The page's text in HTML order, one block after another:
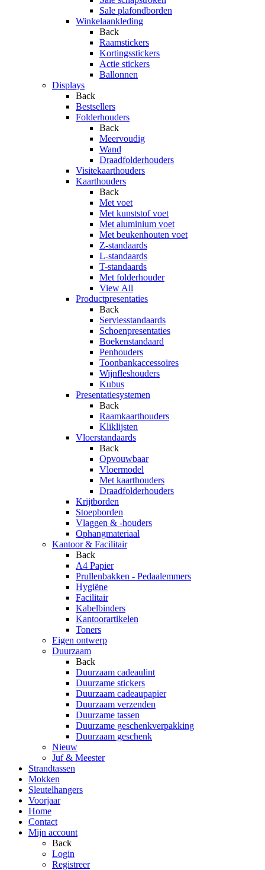
Sale plafondborden
Winkelaankleding
Back
Raamstickers
Kortingsstickers
Actie stickers
Ballonnen
Displays
Back
Bestsellers
Folderhouders
Back
Meervoudig
Wand
Draadfolderhouders
Visitekaarthouders
Kaarthouders
Back
Met voet
Met kunststof voet
Met aluminium voet
Met beukenhouten voet
Z-standaards
L-standaards
T-standaards
Met folderhouder
View All
Productpresentaties
Back
Serviesstandaards
Schoenpresentaties
Boekenstandaard
Penhouders
Toonbankaccessoires
Wijnfleshouders
Kubus
Presentatiesystemen
Back
Raamkaarthouders
Kliklijsten
Vloerstandaards
Back
Opvouwbaar
Vloermodel
Met kaarthouders
Draadfolderhouders
Krijtborden
Stoepborden
Vlaggen & -houders
Ophangmateriaal
Kantoor & Facilitair
Back
A4 Papier
Prullenbakken - Pedaalemmers
Hygiëne
Facilitair
Kabelbinders
Kantoorartikelen
Toners
Eigen ontwerp
Duurzaam
Back
Duurzaam cadeaulint
Duurzame stickers
Duurzaam cadeaupapier
Duurzaam verzenden
Duurzame tassen
Duurzame geschenkverpakking
Duurzaam geschenk
Nieuw
Juf & Meester
Strandtassen
Mokken
Sleutelhangers
Voorjaar
Home
Contact
Mijn account
Back
Login
Registreer